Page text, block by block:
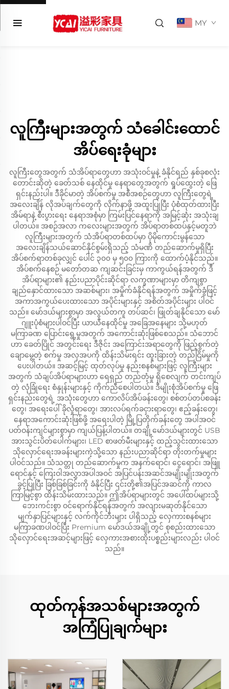
MY
လူကြီးများအတွက် သံခေါင်းထောင်
အိပ်ရေးခုံများ
လူကြီးတွေအတွက် သံအိပ်ရာတွေဟာ အသုံးဝင်မှုနဲ့ ခံနိုင်ရည် နှစ်ခုစလုံး
တောင်းဆိုတဲ့ ခေတ်သစ် နေထိုင်မှု နေရာတွေအတွက် ရှုပ်ထွေးတဲ့ ဖြေ
ရှင်းနည်းပါ။ ဒီခိုင်မာတဲ့ အိပ်စက်မှု အစီအစဉ်တွေဟာ လူကြီးတွေရဲ့
အလေးချိန် လိုအပ်ချက်တွေကို လိုက်နာဖို့ အထူးပြုပြီး ပုံစံထုတ်ထားပြီး
အိမ်ရာနဲ့ စီးပွားရေး နေရာအစုံမှာ ကြမ်းပြင်နေရာကို အမြင့်ဆုံး အသုံးချ
ပါတယ်။ အစဉ်အလာ ကလေးများအတွက် အိပ်ရာတစ်ထပ်နှင့်မတူဘဲ
လူကြီးများအတွက် သံအိပ်ရာတစ်ထပ်မှာ ပိုမိုကောင်းမွန်သော
အလေးချိန်သယ်ဆောင်နိုင်စွမ်းရှိသည့် သံမဏိ တည်ဆောက်မှုရှိပြီး
အိပ်စက်ရာတစ်ခုလျှင် ပေါင် ၃၀၀ မှ ၅၀၀ ကြားကို ထောက်ပံ့နိုင်သည်။
အိပ်စက်နေစဉ် မတော်တဆ ကျဆင်းခြင်းမှ ကာကွယ်ရန်အတွက် ဒီ
အိပ်ရာများ၏ နည်းပညာပိုင်းဆိုင်ရာ လက္ခဏာများမှာ တိကျစွာ
ချည်နှောင်ထားသော အဆစ်များ၊ အမှိုက်ခံနိုင်ရန်အတွက် အမှိုက်ခွံဖြင့်
အကာအကွယ်ပေးထားသော အပိုင်းများနှင့် အစိတ်အပိုင်းများ ပါဝင်
သည်။ မော်ဒယ်များစွာမှာ အလွယ်တကူ တပ်ဆင်၊ ဖြုတ်ချနိုင်သော မော်
ဂျူးပုံစံများပါဝင်ပြီး ယာယီနေထိုင်မှု အခြေအနေများ သို့မဟုတ်
မကြာခဏ ပြောင်းရွေ့မှုအတွက် အကောင်းဆုံးဖြစ်စေသည်။ သံဘောင်
ဟာ ခေတ်ပြိုင် အတွင်းရေး ဒီဇိုင်း အကြောင်းအရာတွေကို ဖြည့်စွက်တဲ့
ချောမွေ့တဲ့ စက်မှု အလှအပကို ထိန်းသိမ်းရင်း ထူးခြားတဲ့ တည်ငြိမ်မှုကို
ပေးပါတယ်။ အဆင့်မြင့် ထုတ်လုပ်မှု နည်းစနစ်များဖြင့် လူကြီးများ
အတွက် သံချပ်အိပ်ရာများဟာ ရေရှည် တည်တံ့မှု ရှိစေလျက် တင်းကျပ်
တဲ့ လုံခြုံရေး စံနှုန်းများနှင့် ကိုက်ညီစေပါတယ်။ ဒီမျိုးစုံအိပ်စက်မှု ဖြေ
ရှင်းနည်းတွေရဲ့ အသုံးတွေဟာ ကောလိပ်အိပ်ခန်းတွေ၊ စစ်တပ်တပ်စခန်း
တွေ၊ အရေးပေါ် ခိုလှုံရာတွေ၊ အားလပ်ရက်ခငှားရာတွေ၊ ဧည့်ခန်းတွေ၊
နေရာအကောင်းဆုံးဖြစ်ဖို့ အရေးပါတဲ့ မြို့ပြတိုက်ခန်းတွေ အပါအဝင်
ပတ်ဝန်းကျင်များစွာမှာ ကျယ်ပြန့်ပါတယ်။ တချို့မော်ဒယ်များတွင် USB
အားသွင်းပိတ်ပေါက်များ၊ LED စာဖတ်မီးများနှင့် ထည့်သွင်းထားသော
သိုလှောင်ရေးအခန်းများကဲ့သို့သော နည်းပညာဆိုင်ရာ တိုးတက်မှုများ
ပါဝင်သည်။ သံသတ္တု တည်ဆောက်မှုက အနက်ရောင်၊ ငွေရောင်၊ အဖြူ
ရောင်နှင့် ကြေးဝါအလွှာအပါအဝင် အပြင်ပန်းအဆင်အမျိုးမျိုးအတွက်
ခွင့်ပြုပြီး ခြစ်ခြစ်ခြင်းကို ခံနိုင်ပြီး ၎င်းတို့၏အပြင်အဆင်ကို ကာလ
ကြာမြင့်စွာ ထိန်းသိမ်းထားသည်။ ဤအိပ်ရာများတွင် အပေါ်ထပ်များသို့
ဘေးကင်းစွာ ဝင်ရောက်နိုင်ရန်အတွက် အလျားမဆုတ်နိုင်သော
မျက်နှာပြင်များနှင့် လက်ကိုင်ဘီးများ ပါရှိသည့် လှေကားစနစ်များ
မကြာခဏပါဝင်ပြီး Premium မော်ဒယ်အချို့တွင် စုစည်းထားသော
သိုလှောင်ရေးအဆင့်များဖြင့် လှေကားအစားထိုးပစ္စည်းများလည်း ပါဝင်
သည်။
ထုတ်ကုန်အသစ်များအတွက်
အကြံပြုချက်များ